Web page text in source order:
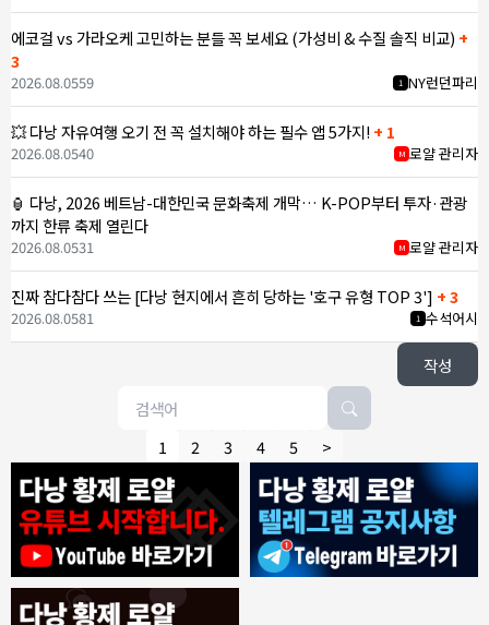
8/4/2026
에코걸 vs 가라오케 고민하는 분들 꼭 보세요 (가성비 & 수질 솔직 비교) +
3
1 NY런던파리
2026.08.0559
💥 다낭 자유여행 오기 전 꼭 설치해야 하는 필수 앱 5가지! + 1
M 로얄 관리자
2026.08.0540
🏮 다낭, 2026 베트남-대한민국 문화축제 개막… K-POP부터 투자·관광
까지 한류 축제 열린다
M 로얄 관리자
2026.08.0531
진짜 참다참다 쓰는 [다낭 현지에서 흔히 당하는 '호구 유형 TOP 3'] + 3
1 수석어시
2026.08.0581
작성
1 2 3 4 5 >